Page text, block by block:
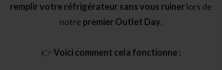
remplir votre réfrigérateur sans vous ruinerlors de
notre premier Outlet Day.
👉Voici comment cela fonctionne :